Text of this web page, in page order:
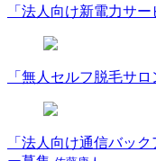
「法人向け新電力サ
「無人セルフ脱毛サ
「法人向け通信バッ